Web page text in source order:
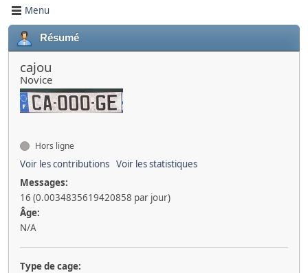
Menu
Résumé
cajou
Novice
Hors ligne
Voir les contributions Voir les statistiques
Messages:
16 (0.0034835619420858 par jour)
Âge:
N/A
Type de cage: